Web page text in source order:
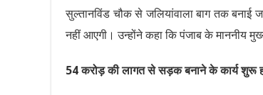
सुल्तानविंड चौक से जलियांवाला बाग तक बनाई
नहीं आएगी। उन्होंने कहा कि पंजाब के माननीय
54 करोड़ की लागत से सड़क बनाने के कार्य शुरू